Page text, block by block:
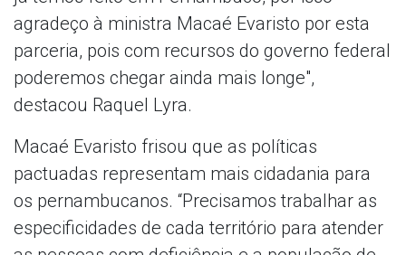
agradeço à ministra Macaé Evaristo por esta
parceria, pois com recursos do governo federal
poderemos chegar ainda mais longe",
destacou Raquel Lyra.
Macaé Evaristo frisou que as políticas
pactuadas representam mais cidadania para
os pernambucanos. “Precisamos trabalhar as
especificidades de cada território para atender